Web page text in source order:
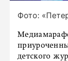
Фото:
детского